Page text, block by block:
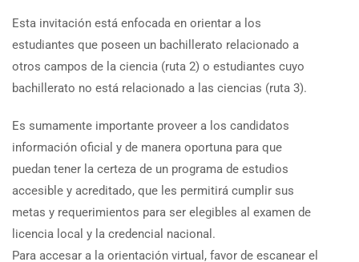
Esta invitación está enfocada en orientar a los
estudiantes que poseen un bachillerato relacionado a
otros campos de la ciencia (ruta 2) o estudiantes cuyo
bachillerato no está relacionado a las ciencias (ruta 3).
Es sumamente importante proveer a los candidatos
información oficial y de manera oportuna para que
puedan tener la certeza de un programa de estudios
accesible y acreditado, que les permitirá cumplir sus
metas y requerimientos para ser elegibles al examen de
licencia local y la credencial nacional.
Para accesar a la orientación virtual, favor de escanear el